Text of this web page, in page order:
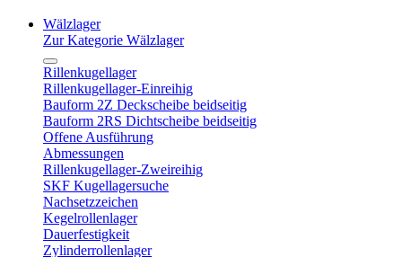
Wälzlager
Zur Kategorie Wälzlager
Rillenkugellager
Rillenkugellager-Einreihig
Bauform 2Z Deckscheibe beidseitig
Bauform 2RS Dichtscheibe beidseitig
Offene Ausführung
Abmessungen
Rillenkugellager-Zweireihig
SKF Kugellagersuche
Nachsetzzeichen
Kegelrollenlager
Dauerfestigkeit
Zylinderrollenlager